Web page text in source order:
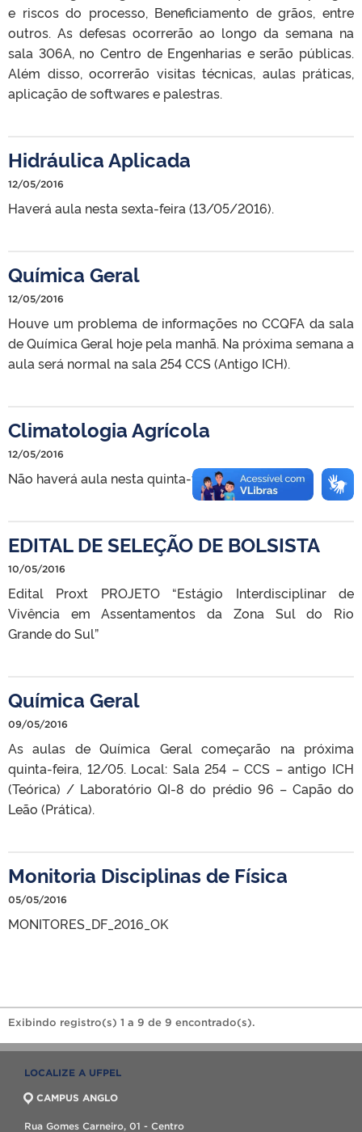
e riscos do processo, Beneficiamento de grãos, entre
outros. As defesas ocorrerão ao longo da semana na
sala 306A, no Centro de Engenharias e serão públicas.
Além disso, ocorrerão visitas técnicas, aulas práticas,
aplicação de softwares e palestras.
Hidráulica Aplicada
12/05/2016
Haverá aula nesta sexta-feira (13/05/2016).
Química Geral
12/05/2016
Houve um problema de informações no CCQFA da sala
de Química Geral hoje pela manhã. Na próxima semana a
aula será normal na sala 254 CCS (Antigo ICH).
Climatologia Agrícola
12/05/2016
Não haverá aula nesta quinta-feira (12/05/2016).
EDITAL DE SELEÇÃO DE BOLSISTA
10/05/2016
Edital Proxt PROJETO “Estágio Interdisciplinar de
Vivência em Assentamentos da Zona Sul do Rio
Grande do Sul”
Química Geral
09/05/2016
As aulas de Química Geral começarão na próxima
quinta-feira, 12/05. Local: Sala 254 – CCS – antigo ICH
(Teórica) / Laboratório QI-8 do prédio 96 – Capão do
Leão (Prática).
Monitoria Disciplinas de Física
05/05/2016
MONITORES_DF_2016_OK
Exibindo registro(s) 1 a 9 de 9 encontrado(s).
LOCALIZE A UFPEL
CAMPUS ANGLO
Rua Gomes Carneiro, 01 - Centro